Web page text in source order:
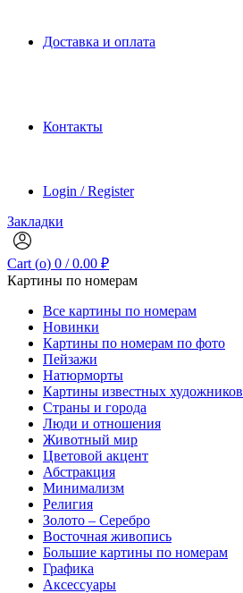
Доставка и оплата
Контакты
Login / Register
Закладки
Cart (o) 0 / 0.00 ₽
Картины по номерам
Все картины по номерам
Новинки
Картины по номерам по фото
Пейзажи
Натюрморты
Картины известных художников
Страны и города
Люди и отношения
Животный мир
Цветовой акцент
Абстракция
Минимализм
Религия
Золото – Серебро
Восточная живопись
Большие картины по номерам
Графика
Аксессуары